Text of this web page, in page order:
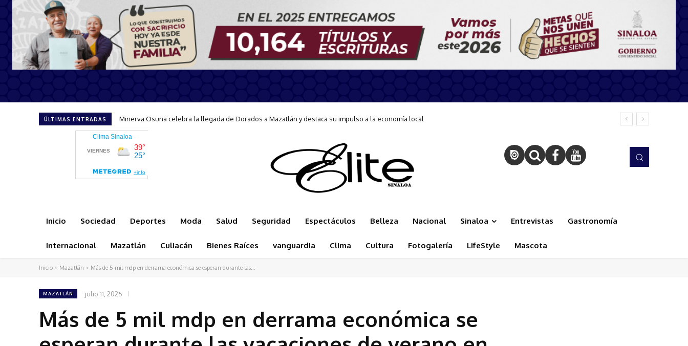
ÚLTIMAS ENTRADAS Mazatlán será sede de la tercera edición de la Carrera Conecta-Te 2026
Inicio Sociedad Deportes Moda Salud Seguridad Espectáculos Belleza Nacional Sinaloa Entrevistas Gastronomía
Internacional Mazatlán Culiacán Bienes Raíces vanguardia Clima Cultura Fotogalería LifeStyle Mascota
Inicio Mazatlán Más de 5 mil mdp en derrama económica se esperan durante las...
MAZATLÁN julio 11, 2025
Más de 5 mil mdp en derrama económica se